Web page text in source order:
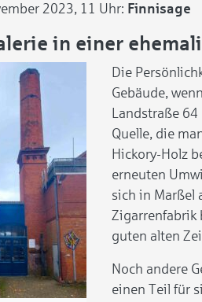
2023, 11 Uhr: Finnisage
in einer
Die
Gebäude,
Landstraße
Quelle, die
Hickory-Holz
erneuten
sich in Marßel
Zigarrenfabrik
guten alten
Noch andere
einen Teil für